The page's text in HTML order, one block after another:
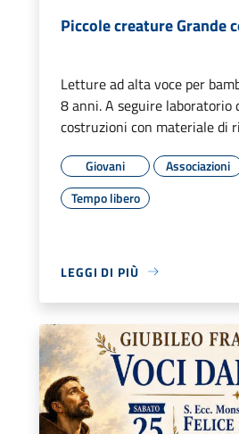
Piccole creature Grande
Letture ad alta voce per
8 anni. A seguire laboratorio
costruzioni con materiale di
Giovani Associazioni
Tempo libero
LEGGI DI PIÙ